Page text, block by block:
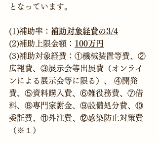
となっています。
(1)補助率： 補助対象経費の3/4
(2)補助上限金額： 100万円
(3)補助対象経費：①機械装置等費、②
広報費、③展示会等出展費（オンライ
ンによる展示会等に限る）、 ④開発
費、⑤資料購入費、⑥雑役務費、⑦借
料、⑧専門家謝金、⑨設備処分費、⑩
委託費、⑪外注費、⑫感染防止対策費
（※１）